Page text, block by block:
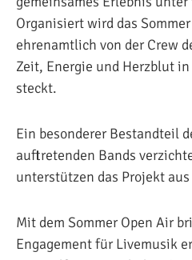
Organisiert wird das
ehrenamtlich von der Crew
Zeit, Energie und Herzblut
steckt.
Ein besonderer Bestandteil
auftretenden Bands
unterstützen das Projekt
Mit dem Sommer Open Air
Engagement für Livemusik